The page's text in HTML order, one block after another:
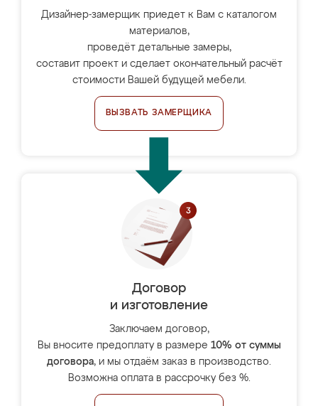
Дизайнер-замерщик приедет к Вам с каталогом
материалов,
проведёт детальные замеры,
составит проект и сделает окончательный расчёт
стоимости Вашей будущей мебели.
ВЫЗВАТЬ ЗАМЕРЩИКА
Договор
и изготовление
Заключаем договор,
Вы вносите предоплату в размере 10% от суммы
договора, и мы отдаём заказ в производство.
Возможна оплата в рассрочку без %.